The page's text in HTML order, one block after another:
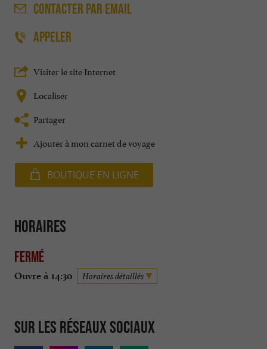
CONTACTER PAR EMAIL
APPELER
Visiter le site Internet
Localiser
Partager
Ajouter à mon carnet de voyage
BOUTIQUE EN LIGNE
Horaires
Fermé
Ouvre à 14:30 Horaires détaillés
Sur les réseaux sociaux